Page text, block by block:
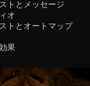
トとメッセージ
オ
トとオートマップ
果